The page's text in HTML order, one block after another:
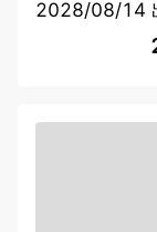
2028/08/14